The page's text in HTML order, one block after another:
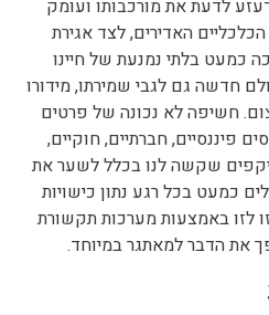
לדעת את מורכבותו ועומק
האדירים, לצד אגירת
כמעט בלתי נמנעת של חיינו
חדשה גם לגבי שמירתו, מידורו
חשיפה לא נכונה של פרטים
פיננסיים, חברתיים, חוקיים,
שקשה לנו בכלל לשער את
כמעט בכל רגע נתון כישויות
זו לזו באמצעות מערכות תקשורת
את הדבר למאתגר במיוחד.